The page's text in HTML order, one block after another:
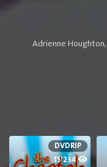
Adrienne Houghton,
DVDRIP
15٬234